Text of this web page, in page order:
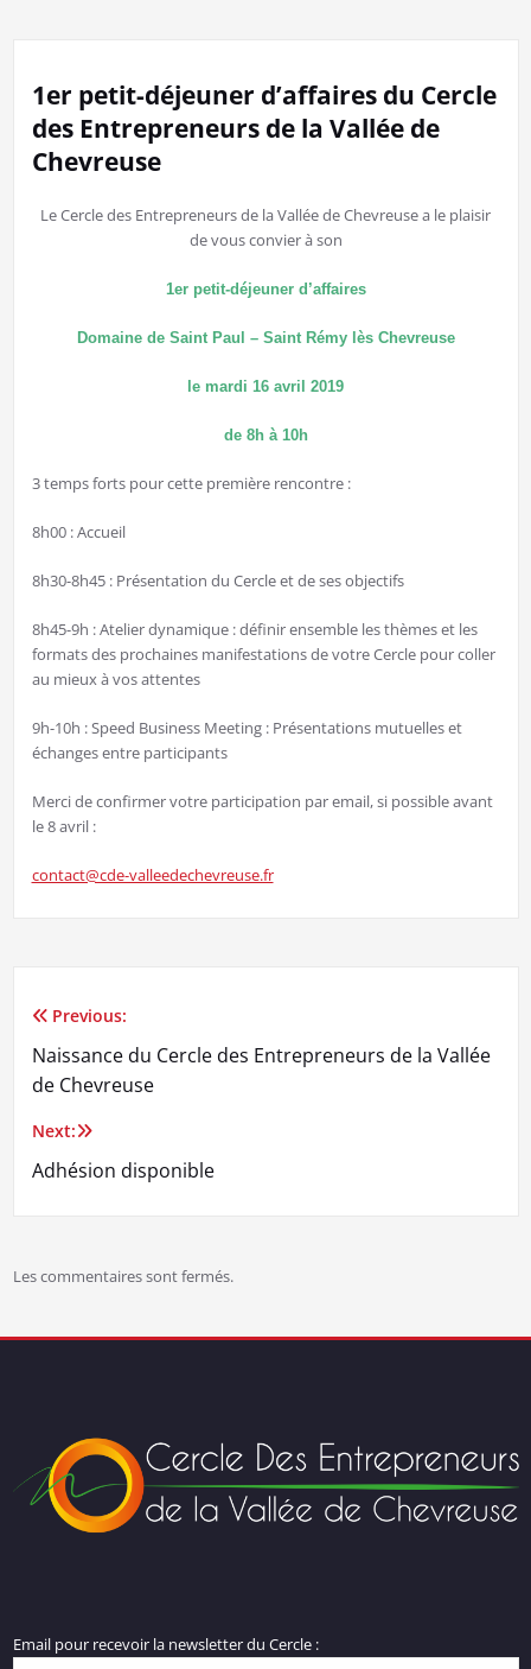
1er petit-déjeuner d’affaires du Cercle
des Entrepreneurs de la Vallée de
Chevreuse
Le Cercle des Entrepreneurs de la Vallée de Chevreuse a le plaisir
de vous convier à son
1er petit-déjeuner d’affaires
Domaine de Saint Paul – Saint Rémy lès Chevreuse
le mardi 16 avril 2019
de 8h à 10h
3 temps forts pour cette première rencontre :
8h00 : Accueil
8h30-8h45 : Présentation du Cercle et de ses objectifs
8h45-9h : Atelier dynamique : définir ensemble les thèmes et les
formats des prochaines manifestations de votre Cercle pour coller
au mieux à vos attentes
9h-10h : Speed Business Meeting : Présentations mutuelles et
échanges entre participants
Merci de confirmer votre participation par email, si possible avant
le 8 avril :
contact@cde-valleedechevreuse.fr
Navigation
de
l’article
Previous:
Naissance du Cercle des Entrepreneurs de la Vallée
de Chevreuse
Next:
Adhésion disponible
Les commentaires sont fermés.
Email pour recevoir la newsletter du Cercle :